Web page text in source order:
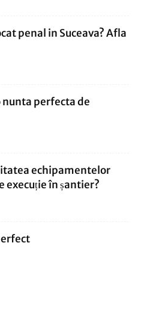
penal in Suceava? Afla
nunta perfecta de
echipamentelor
în șantier?